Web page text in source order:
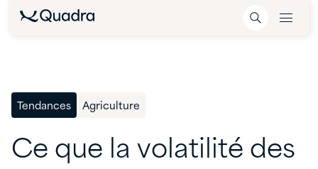
Tendances Agriculture
Ce que la volatilité des